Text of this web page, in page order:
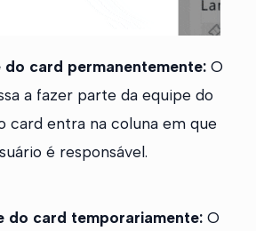
do card permanentemente:O
a fazer parte da equipe do
card entra na coluna em que
é responsável.
do card temporariamente:O